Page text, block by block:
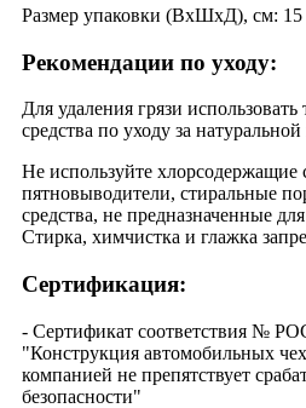
Размер упаковки (ВхШхД), см: 15
Рекомендации по уходу:
Для удаления грязи
средства по уходу за
Не используйте хлорсодержащие
пятновыводители, стиральные
средства, не предназначенные
Стирка, химчистка и глажка
Сертификация:
- Сертификат соответствия №
"Конструкция автомобильных
компанией не препятствует
безопасности"